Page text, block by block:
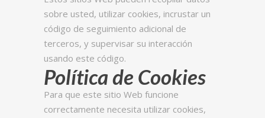
sobre usted, utilizar cookies, incrustar un
código de seguimiento adicional de
terceros, y supervisar su interacción
usando este código.
Política de Cookies
Para que este sitio Web funcione
correctamente necesita utilizar cookies,